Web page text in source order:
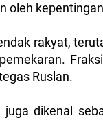
oleh
rakyat,
Ruslan.
dikenal